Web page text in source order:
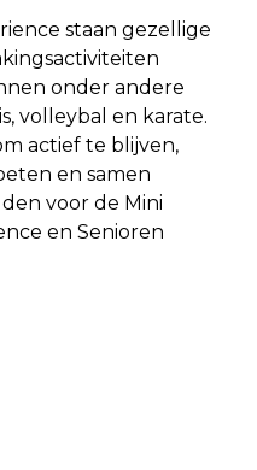
staan gezellige
onder andere
volleybal en karate.
actief te blijven,
en samen
voor de Mini
en Senioren